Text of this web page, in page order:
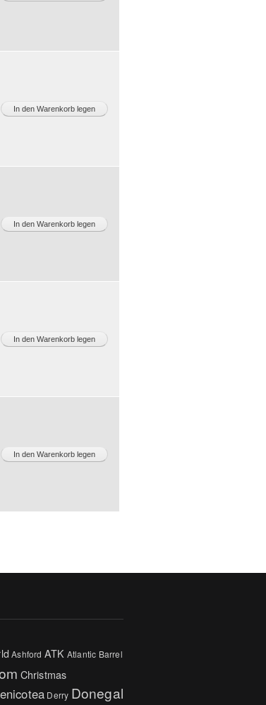
Ashford ATK Atlantic Barrel
Christmas
Derry Donegal